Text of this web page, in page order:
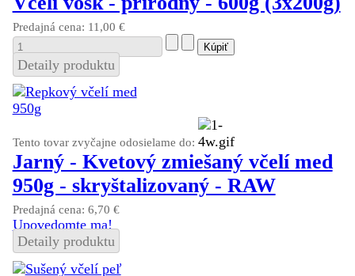
Predajná cena: 11,00 €
Detaily produktu
Tento tovar zvyčajne odosielame do:
Jarný - Kvetový zmiešaný včelí med
950g - skryštalizovaný - RAW
Predajná cena: 6,70 €
Upovedomte ma!
Detaily produktu